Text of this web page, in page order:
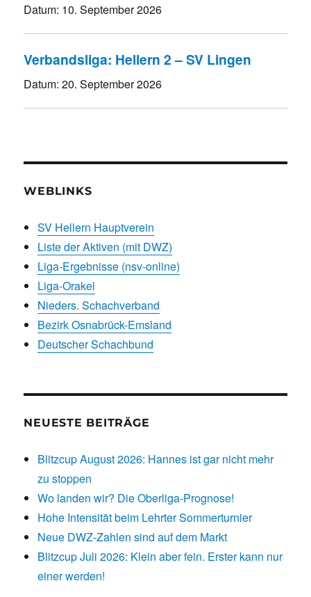
Datum: 10. September 2026
Verbandsliga: Hellern 2 – SV Lingen
Datum:20. September 2026
WEBLINKS
SV Hellern Hauptverein
Liste der Aktiven (mit DWZ)
Liga-Ergebnisse (nsv-online)
Liga-Orakel
Nieders. Schachverband
Bezirk Osnabrück-Emsland
Deutscher Schachbund
NEUESTE BEITRÄGE
Blitzcup August 2026: Hannes ist gar nicht mehr
zu stoppen
Wo landen wir? Die Oberliga-Prognose!
Hohe Intensität beim Lehrter Sommerturnier
Neue DWZ-Zahlen sind auf dem Markt
Blitzcup Juli 2026: Klein aber fein. Erster kann nur
einer werden!